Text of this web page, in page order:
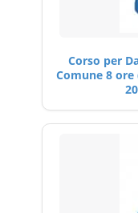
Corso per
Comune 8